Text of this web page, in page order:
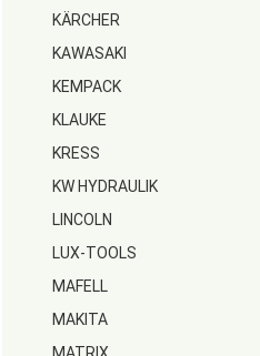
KÄRCHER
KAWASAKI
KEMPACK
KLAUKE
KRESS
KW HYDRAULIK
LINCOLN
LUX-TOOLS
MAFELL
MAKITA